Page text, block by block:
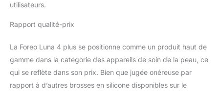
utilisateurs.
Rapport qualité-prix
La Foreo Luna 4 plus se positionne comme un produit haut de
gamme dans la catégorie des appareils de soin de la peau, ce
qui se reflète dans son prix. Bien que jugée onéreuse par
rapport à d’autres brosses en silicone disponibles sur le